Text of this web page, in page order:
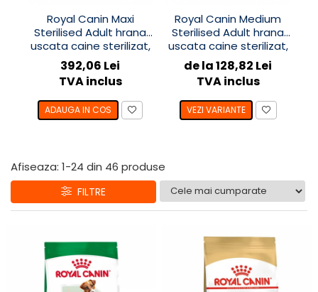
Royal Canin Maxi
Sterilised Adult hrana
uscata caine sterilizat,
12 kg
392,06 Lei
TVA inclus
ADAUGA IN COS
Royal Canin Medium
Sterilised Adult hrana
uscata caine sterilizat,
12 kg
de la 128,82 Lei
TVA inclus
VEZI VARIANTE
Afiseaza: 1-24 din 46 produse
FILTRE